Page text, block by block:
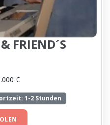
FRIEND´S
€
1-2 Stunden